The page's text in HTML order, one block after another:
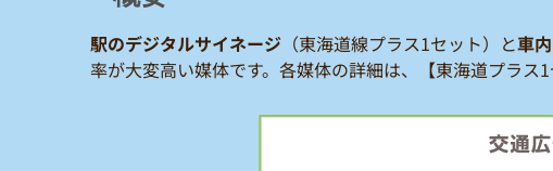
駅のデジタルサイネージ（東海道線プラス1セット）と車
率が大変高い媒体です。各媒体の詳細は、【東海道プラス